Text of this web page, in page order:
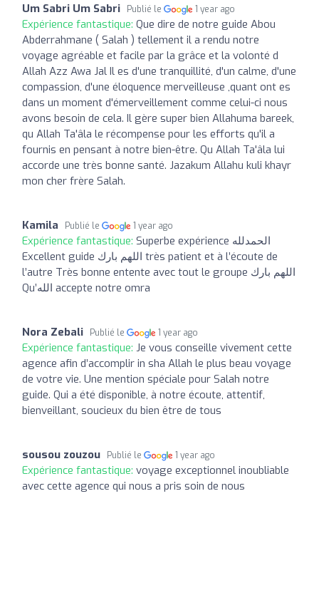
Um Sabri Um Sabri Publié le 1 year ago
Expérience fantastique: Que dire de notre guide Abou
Abderrahmane ( Salah ) tellement il a rendu notre
voyage agréable et facile par la grâce et la volonté d
Allah Azz Awa Jal Il es d'une tranquillité, d'un calme, d'une
compassion, d'une éloquence merveilleuse ,quant ont es
dans un moment d'émerveillement comme celui-ci nous
avons besoin de cela. Il gère super bien Allahuma bareek,
qu Allah Ta'âla le récompense pour les efforts qu'il a
fournis en pensant à notre bien-être. Qu Allah Ta'âla lui
accorde une très bonne santé. Jazakum Allahu kuli khayr
mon cher frère Salah.
Kamila Publié le 1 year ago
Expérience fantastique: Superbe expérience الحمدلله
Excellent guide اللهم بارك très patient et à l’écoute de
l’autre Très bonne entente avec tout le groupe اللهم بارك
Qu’الله accepte notre omra
Nora Zebali Publié le 1 year ago
Expérience fantastique: Je vous conseille vivement cette
agence afin d’accomplir in sha Allah le plus beau voyage
de votre vie. Une mention spéciale pour Salah notre
guide. Qui a été disponible, à notre écoute, attentif,
bienveillant, soucieux du bien être de tous
sousou zouzou Publié le 1 year ago
Expérience fantastique: voyage exceptionnel inoubliable
avec cette agence qui nous a pris soin de nous